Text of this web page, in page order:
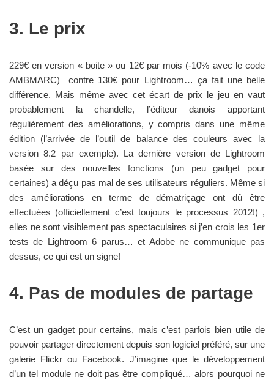
3. Le prix
229€ en version « boite » ou 12€ par mois (-10% avec le code
AMBMARC) contre 130€ pour Lightroom… ça fait une belle
différence. Mais même avec cet écart de prix le jeu en vaut
probablement la chandelle, l’éditeur danois apportant
régulièrement des améliorations, y compris dans une même
édition (l’arrivée de l’outil de balance des couleurs avec la
version 8.2 par exemple). La dernière version de Lightroom
basée sur des nouvelles fonctions (un peu gadget pour
certaines) a déçu pas mal de ses utilisateurs réguliers. Même si
des améliorations en terme de dématriçage ont dû être
effectuées (officiellement c’est toujours le processus 2012!) ,
elles ne sont visiblement pas spectaculaires si j’en crois les 1er
tests de Lightroom 6 parus… et Adobe ne communique pas
dessus, ce qui est un signe!
4. Pas de modules de partage
C’est un gadget pour certains, mais c’est parfois bien utile de
pouvoir partager directement depuis son logiciel préféré, sur une
galerie Flickr ou Facebook. J’imagine que le développement
d’un tel module ne doit pas être compliqué… alors pourquoi ne